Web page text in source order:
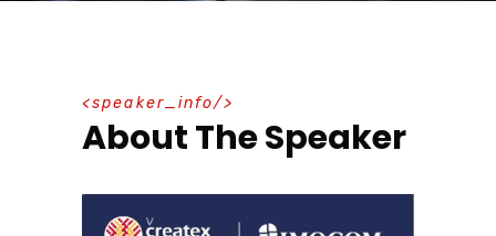
speaker_info
About The Speaker